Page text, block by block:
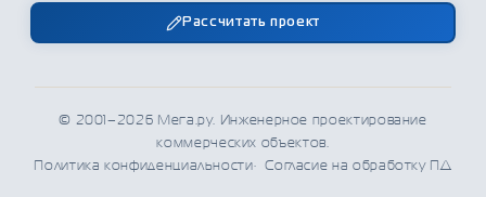
Рассчитать проект
© 2001–2026 Мега.ру. Инженерное проектирование
коммерческих объектов.
Политика конфиденциальности Согласие на обработку ПД